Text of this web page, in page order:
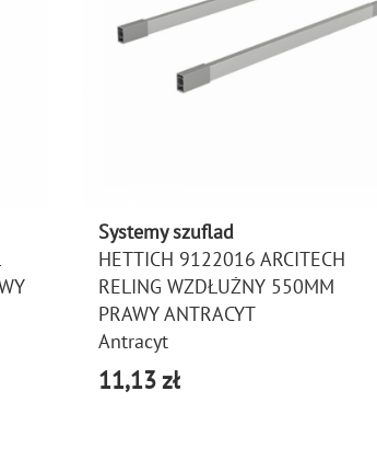
Systemy szuflad
HETTICH 9122016 ARCITECH
RELING WZDŁUŻNY 550MM
PRAWY ANTRACYT
Antracyt
11,13 zł